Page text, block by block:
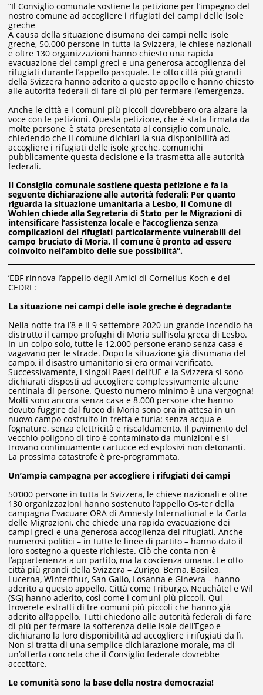
“Il Consiglio comunale sostiene la petizione per l’impegno del
nostro comune ad accogliere i rifugiati dei campi delle isole
greche
A causa della situazione disumana dei campi nelle isole
greche, 50.000 persone in tutta la Svizzera, le chiese nazionali
e oltre 130 organizzazioni hanno chiesto una rapida
evacuazione dei campi greci e una generosa accoglienza dei
rifugiati durante l’appello pasquale. Le otto città più grandi
della Svizzera hanno aderito a questo appello e hanno chiesto
alle autorità federali di fare di più per fermare l’emergenza.
Anche le città e i comuni più piccoli dovrebbero ora alzare la
voce con le petizioni. Questa petizione, che è stata firmata da
molte persone, è stata presentata al consiglio comunale,
chiedendo che il comune dichiari la sua disponibilità ad
accogliere i rifugiati delle isole greche, comunichi
pubblicamente questa decisione e la trasmetta alle autorità
federali.
Il Consiglio comunale sostiene questa petizione e fa la
seguente dichiarazione alle autorità federali: Per quanto
riguarda la situazione umanitaria a Lesbo, il Comune di
Wohlen chiede alla Segreteria di Stato per le Migrazioni di
intensificare l’assistenza locale e l’accoglienza senza
complicazioni dei rifugiati particolarmente vulnerabili del
campo bruciato di Moria. Il comune è pronto ad essere
coinvolto nell’ambito delle sue possibilità”.
’EBF rinnova l’appello degli Amici di Cornelius Koch e del
CEDRI :
La situazione nei campi delle isole greche è degradante
Nella notte tra l’8 e il 9 settembre 2020 un grande incendio ha
distrutto il campo profughi di Moria sull’isola greca di Lesbo.
In un colpo solo, tutte le 12.000 persone erano senza casa e
vagavano per le strade. Dopo la situazione già disumana del
campo, il disastro umanitario si era ormai verificato.
Successivamente, i singoli Paesi dell’UE e la Svizzera si sono
dichiarati disposti ad accogliere complessivamente alcune
centinaia di persone. Questo numero minimo è una vergogna!
Molti sono ancora senza casa e 8.000 persone che hanno
dovuto fuggire dal fuoco di Moria sono ora in attesa in un
nuovo campo costruito in fretta e furia: senza acqua e
fognature, senza elettricità e riscaldamento. Il pavimento del
vecchio poligono di tiro è contaminato da munizioni e si
trovano continuamente cartucce ed esplosivi non detonanti.
La prossima catastrofe è pre-programmata.
Un’ampia campagna per accogliere i rifugiati dei campi
50’000 persone in tutta la Svizzera, le chiese nazionali e oltre
130 organizzazioni hanno sostenuto l’appello Os-ter della
campagna Evacuare ORA di Amnesty International e la Carta
delle Migrazioni, che chiede una rapida evacuazione dei
campi greci e una generosa accoglienza dei rifugiati. Anche
numerosi politici – in tutte le linee di partito – hanno dato il
loro sostegno a queste richieste. Ciò che conta non è
l’appartenenza a un partito, ma la coscienza umana. Le otto
città più grandi della Svizzera – Zurigo, Berna, Basilea,
Lucerna, Winterthur, San Gallo, Losanna e Ginevra – hanno
aderito a questo appello. Città come Friburgo, Neuchâtel e Wil
(SG) hanno aderito, così come i comuni più piccoli. Qui
troverete estratti di tre comuni più piccoli che hanno già
aderito all’appello. Tutti chiedono alle autorità federali di fare
di più per fermare la sofferenza delle isole dell’Egeo e
dichiarano la loro disponibilità ad accogliere i rifugiati da lì.
Non si tratta di una semplice dichiarazione morale, ma di
un’offerta concreta che il Consiglio federale dovrebbe
accettare.
Le comunità sono la base della nostra democrazia!